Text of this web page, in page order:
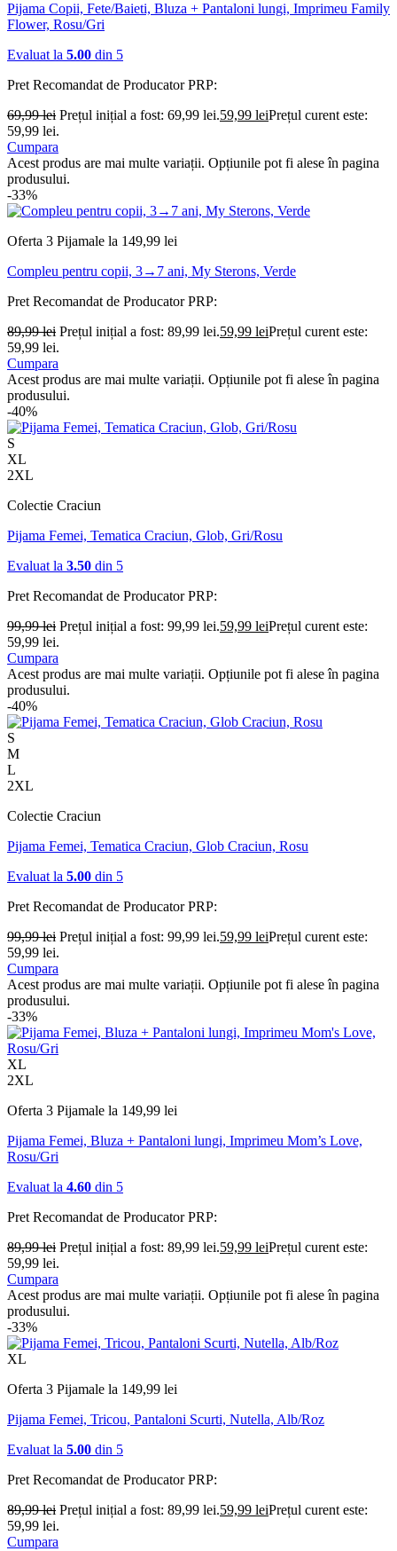
Pijama Copii, Fete/Baieti, Bluza + Pantaloni lungi, Imprimeu Family
Flower, Rosu/Gri
Evaluat la 5.00 din 5
Pret Recomandat de ProducatorPRP:
69,99lei Prețul inițial a fost: 69,99 lei.59,99 leiPrețul curent este:
59,99 lei.
Cumpara
Acest produs are mai multe variații. Opțiunile pot fi alese în pagina
produsului.
-33%
Oferta 3 Pijamale la 149,99 lei
Compleu pentru copii, 3→7 ani, My Sterons, Verde
Pret Recomandat de ProducatorPRP:
89,99lei Prețul inițial a fost: 89,99 lei.59,99 leiPrețul curent este:
59,99 lei.
Cumpara
Acest produs are mai multe variații. Opțiunile pot fi alese în pagina
produsului.
-40%
S
XL
2XL
Colectie Craciun
Pijama Femei, Tematica Craciun, Glob, Gri/Rosu
Evaluat la 3.50 din 5
Pret Recomandat de ProducatorPRP:
99,99lei Prețul inițial a fost: 99,99 lei.59,99 leiPrețul curent este:
59,99 lei.
Cumpara
Acest produs are mai multe variații. Opțiunile pot fi alese în pagina
produsului.
-40%
S
M
L
2XL
Colectie Craciun
Pijama Femei, Tematica Craciun, Glob Craciun, Rosu
Evaluat la 5.00 din 5
Pret Recomandat de ProducatorPRP:
99,99lei Prețul inițial a fost: 99,99 lei.59,99 leiPrețul curent este:
59,99 lei.
Cumpara
Acest produs are mai multe variații. Opțiunile pot fi alese în pagina
produsului.
-33%
XL
2XL
Oferta 3 Pijamale la 149,99 lei
Pijama Femei, Bluza + Pantaloni lungi, Imprimeu Mom’s Love,
Rosu/Gri
Evaluat la 4.60 din 5
Pret Recomandat de ProducatorPRP:
89,99lei Prețul inițial a fost: 89,99 lei.59,99 leiPrețul curent este:
59,99 lei.
Cumpara
Acest produs are mai multe variații. Opțiunile pot fi alese în pagina
produsului.
-33%
XL
Oferta 3 Pijamale la 149,99 lei
Pijama Femei, Tricou, Pantaloni Scurti, Nutella, Alb/Roz
Evaluat la 5.00 din 5
Pret Recomandat de ProducatorPRP:
89,99lei Prețul inițial a fost: 89,99 lei.59,99 leiPrețul curent este:
59,99 lei.
Cumpara